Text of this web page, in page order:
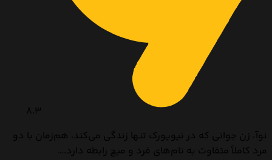
8.3
نوآ، زن جوانی که در نیویورک تنها زندگی می‌کند، هم‌زمان با دو
مرد کاملاً متفاوت به نام‌های فرد و میچ رابطه دارد.…